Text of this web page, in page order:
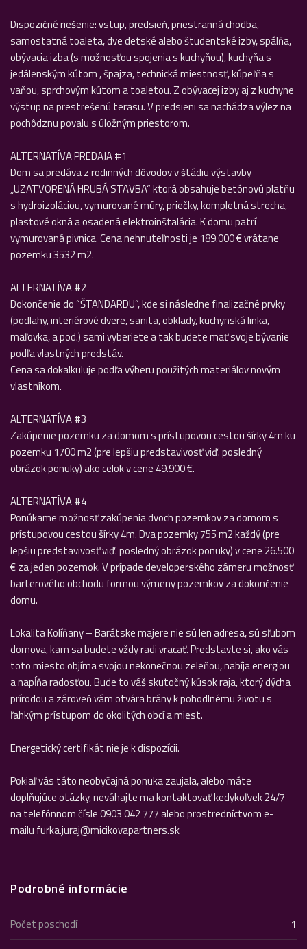
Dispozičné riešenie: vstup, predsieň, priestranná chodba,
samostatná toaleta, dve detské alebo študentské izby, spálňa,
obývacia izba (s možnosťou spojenia s kuchyňou), kuchyňa s
jedálenským kútom , špajza, technická miestnosť, kúpeľňa s
vaňou, sprchovým kútom a toaletou. Z obývacej izby aj z kuchyne
výstup na prestrešenú terasu. V predsieni sa nachádza výlez na
pochôdznu povalu s úložným priestorom.
ALTERNATÍVA PREDAJA #1
Dom sa predáva z rodinných dôvodov v štádiu výstavby
„UZATVORENÁ HRUBÁ STAVBA“ ktorá obsahuje betónovú platňu
s hydroizoláciou, vymurované múry, priečky, kompletná strecha,
plastové okná a osadená elektroinštalácia. K domu patrí
vymurovaná pivnica. Cena nehnuteľnosti je 189.000 € vrátane
pozemku 3532 m2.
ALTERNATÍVA #2
Dokončenie do “ŠTANDARDU”, kde si následne finalizačné prvky
(podlahy, interiérové dvere, sanita, obklady, kuchynská linka,
maľovka, a pod.) sami vyberiete a tak budete mať svoje bývanie
podľa vlastných predstáv.
Cena sa dokalkuluje podľa výberu použitých materiálov novým
vlastníkom.
ALTERNATÍVA #3
Zakúpenie pozemku za domom s prístupovou cestou šírky 4m ku
pozemku 1700 m2 (pre lepšiu predstavivosť viď. posledný
obrázok ponuky) ako celok v cene 49.900 €.
ALTERNATÍVA #4
Ponúkame možnosť zakúpenia dvoch pozemkov za domom s
prístupovou cestou šírky 4m. Dva pozemky 755 m2 každý (pre
lepšiu predstavivosť viď. posledný obrázok ponuky) v cene 26.500
€ za jeden pozemok. V prípade developerského zámeru možnosť
barterového obchodu formou výmeny pozemkov za dokončenie
domu.
Lokalita Kolíňany – Barátske majere nie sú len adresa, sú sľubom
domova, kam sa budete vždy radi vracať. Predstavte si, ako vás
toto miesto objíma svojou nekonečnou zeleňou, nabíja energiou
a napĺňa radosťou. Bude to váš skutočný kúsok raja, ktorý dýcha
prírodou a zároveň vám otvára brány k pohodlnému životu s
ľahkým prístupom do okolitých obcí a miest.
Energetický certifikát nie je k dispozícii.
Pokiaľ vás táto neobyčajná ponuka zaujala, alebo máte
doplňujúce otázky, neváhajte ma kontaktovať kedykoľvek 24/7
na telefónnom čísle 0903 042 777 alebo prostredníctvom e-
mailu furka.juraj@micikovapartners.sk
Podrobné informácie
Počet poschodí
1